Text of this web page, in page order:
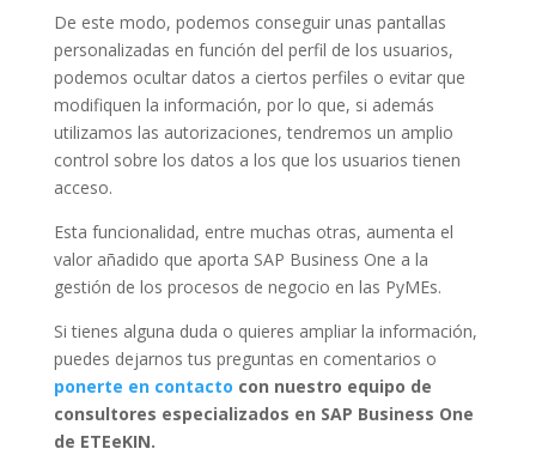
De este modo, podemos conseguir unas pantallas
personalizadas en función del perfil de los usuarios,
podemos ocultar datos a ciertos perfiles o evitar que
modifiquen la información, por lo que, si además
utilizamos las autorizaciones, tendremos un amplio
control sobre los datos a los que los usuarios tienen
acceso.
Esta funcionalidad, entre muchas otras, aumenta el
valor añadido que aporta SAP Business One a la
gestión de los procesos de negocio en las PyMEs.
Si tienes alguna duda o quieres ampliar la información,
puedes dejarnos tus preguntas en comentarios o
ponerte en contacto con nuestro equipo de
consultores especializados en SAP Business One
de ETEeKIN.